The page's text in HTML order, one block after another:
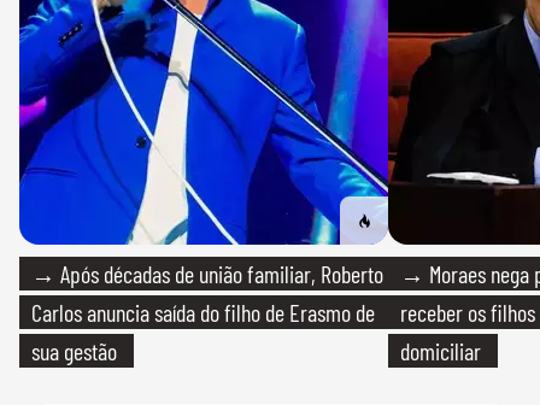
→ Após décadas de união familiar, Roberto
Carlos anuncia saída do filho de Erasmo de
sua gestão
→ Moraes nega
receber os filhos
domiciliar